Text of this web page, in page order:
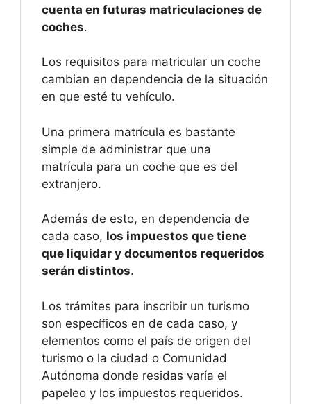
cuenta en futuras matriculaciones de
coches.
Los requisitos para matricular un coche
cambian en dependencia de la situación
en que esté tu vehículo.
Una primera matrícula es bastante
simple de administrar que una
matrícula para un coche que es del
extranjero.
Además de esto, en dependencia de
cada caso, los impuestos que tiene
que liquidar y documentos requeridos
serán distintos.
Los trámites para inscribir un turismo
son específicos en de cada caso, y
elementos como el país de origen del
turismo o la ciudad o Comunidad
Autónoma donde residas varía el
papeleo y los impuestos requeridos.